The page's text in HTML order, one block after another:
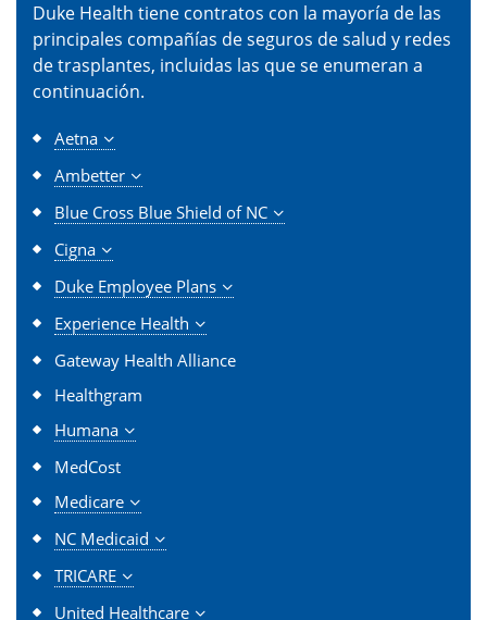
Duke Health tiene contratos con la mayoría de las
principales compañías de seguros de salud y redes
de trasplantes, incluidas las que se enumeran a
continuación.
Aetna
Ambetter
Blue Cross Blue Shield of NC
Cigna
Duke Employee Plans
Experience Health
Gateway Health Alliance
Healthgram
Humana
MedCost
Medicare
NC Medicaid
TRICARE
United Healthcare